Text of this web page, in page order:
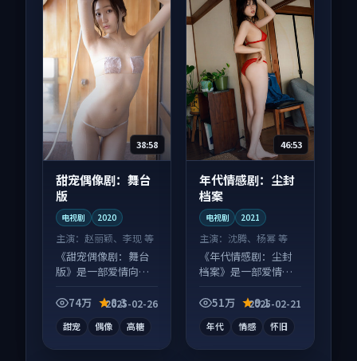
38:58
甜宠偶像剧：舞台
版
电视剧 2020
主演： 赵丽颖、李现 等
《甜宠偶像剧：舞台
版》是一部爱情向电
并行，细节值得二刷
74万 8.3
2025-02-26
甜宠 偶像 高糖
46:53
年代情感剧：尘封
档案
电视剧 2021
主演： 沈腾、杨幂 等
《年代情感剧：尘封
档案》是一部爱情向
素齐全，观感爽快不
51万 9.1
2025-02-21
年代 情感 怀旧